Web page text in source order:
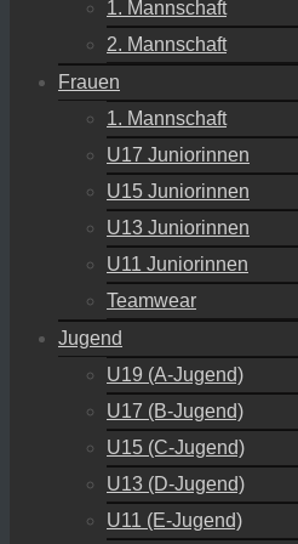
1. Mannschaft
2. Mannschaft
Frauen
1. Mannschaft
U17 Juniorinnen
U15 Juniorinnen
U13 Juniorinnen
U11 Juniorinnen
Teamwear
Jugend
U19 (A-Jugend)
U17 (B-Jugend)
U15 (C-Jugend)
U13 (D-Jugend)
U11 (E-Jugend)